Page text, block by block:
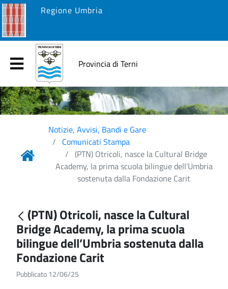
Regione Umbria
Provincia di Terni
Notizie, Avvisi, Bandi e Gare
Comunicati Stampa
(PTN) Otricoli, nasce la Cultural Bridge
Academy, la prima scuola bilingue dell’Umbria
sostenuta dalla Fondazione Carit
(PTN) Otricoli, nasce la Cultural
Bridge Academy, la prima scuola
bilingue dell’Umbria sostenuta dalla
Fondazione Carit
Pubblicato 12/06/25